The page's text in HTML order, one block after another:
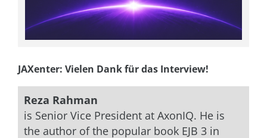
JAXenter: Vielen Dank für das Interview!
Reza Rahman
is Senior Vice President at AxonIQ. He is
the author of the popular book EJB 3 in